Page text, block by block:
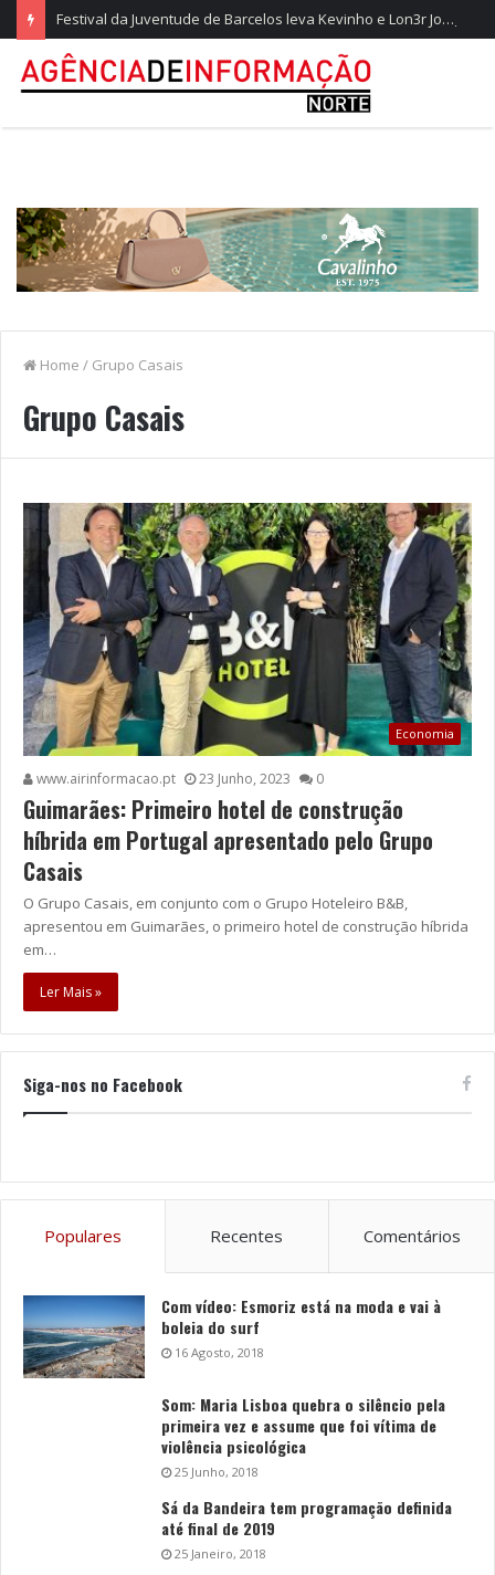
Festival da Juventude de Barcelos leva Kevinho e Lon3r Johny à Frente Ribeirinha
Home / Grupo Casais
Grupo Casais
Economia
www.airinformacao.pt 23 Junho, 2023 0
Guimarães: Primeiro hotel de construção
híbrida em Portugal apresentado pelo Grupo
Casais
O Grupo Casais, em conjunto com o Grupo Hoteleiro B&B,
apresentou em Guimarães, o primeiro hotel de construção híbrida
em…
Ler Mais »
Siga-nos no Facebook
Populares Recentes Comentários
Com vídeo: Esmoriz está na moda e vai à
boleia do surf
16 Agosto, 2018
Som: Maria Lisboa quebra o silêncio pela
primeira vez e assume que foi vítima de
violência psicológica
25 Junho, 2018
Sá da Bandeira tem programação definida
até final de 2019
25 Janeiro, 2018